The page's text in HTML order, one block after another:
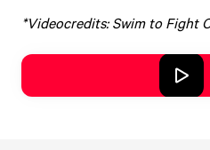
*Videocredits: Swim to Fight
Play